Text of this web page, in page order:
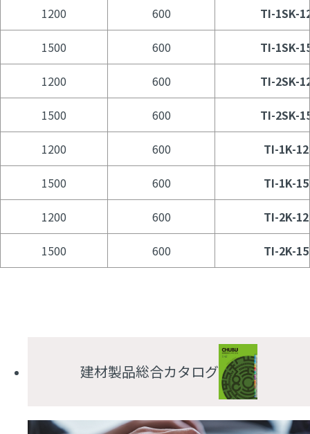
1200 600 TI-1SK-
1500 600 TI-1SK-
1200 600 TI-2SK-
1500 600 TI-2SK-
1200 600 TI-1K-
1500 600 TI-1K-
1200 600 TI-2K-
1500 600 TI-2K-
建材製品総合カタログ